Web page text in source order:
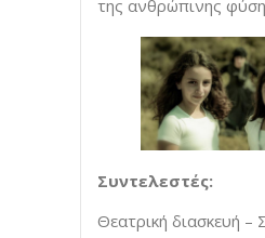
της ανθρώπινης
Συντελεστές:
Θεατρική διασκευή –